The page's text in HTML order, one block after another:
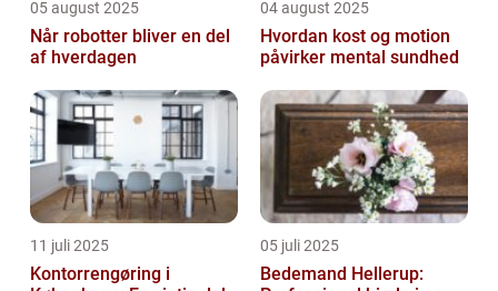
05 august 2025
Når robotter bliver en del
af hverdagen
04 august 2025
Hvordan kost og motion
påvirker mental sundhed
11 juli 2025
Kontorrengøring i
05 juli 2025
Bedemand Hellerup: